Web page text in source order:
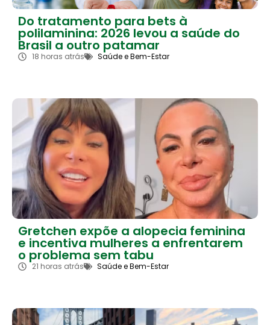
Do tratamento para bets à
polilaminina: 2026 levou a saúde do
Brasil a outro patamar
18 horas atrás Saúde e Bem-Estar
Gretchen expõe a alopecia feminina
e incentiva mulheres a enfrentarem
o problema sem tabu
21 horas atrás Saúde e Bem-Estar